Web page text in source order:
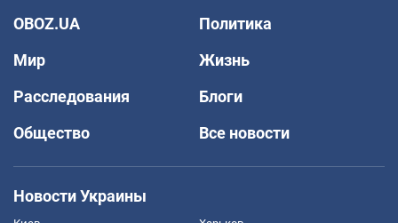
OBOZ.UA
Политика
Мир
Жизнь
Расследования
Блоги
Общество
Все новости
Новости Украины